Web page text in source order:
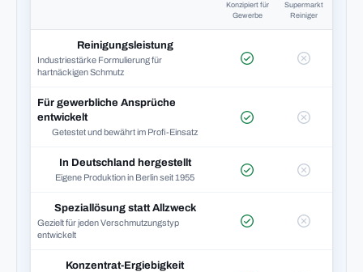
Konzipiert für
Gewerbe
Supermarkt
Reiniger
Reinigungsleistung
Industriestärke Formulierung für
hartnäckigen Schmutz
Für gewerbliche Ansprüche
entwickelt
Getestet und bewährt im Profi-Einsatz
In Deutschland hergestellt
Eigene Produktion in Berlin seit 1955
Speziallösung statt Allzweck
Gezielt für jeden Verschmutzungstyp
entwickelt
Konzentrat-Ergiebigkeit